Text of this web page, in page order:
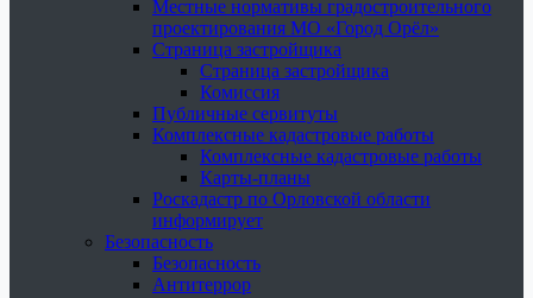
Местные нормативы градостроительного
проектирования МО «Город Орёл»
Страница застройщика
Страница застройщика
Комиссия
Публичные сервитуты
Комплексные кадастровые работы
Комплексные кадастровые работы
Карты-планы
Роскадастр по Орловской области
информирует
Безопасность
Безопасность
Антитеррор